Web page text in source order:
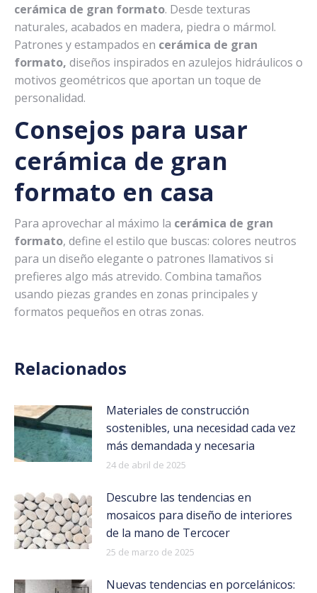
cerámica de gran formato. Desde texturas
naturales, acabados en madera, piedra o mármol.
Patrones y estampados en cerámica de gran
formato, diseños inspirados en azulejos hidráulicos o
motivos geométricos que aportan un toque de
personalidad.
Consejos para usar
cerámica de gran
formato en casa
Para aprovechar al máximo la cerámica de gran
formato, define el estilo que buscas: colores neutros
para un diseño elegante o patrones llamativos si
prefieres algo más atrevido. Combina tamaños
usando piezas grandes en zonas principales y
formatos pequeños en otras zonas.
Relacionados
Materiales de construcción
sostenibles, una necesidad cada vez
más demandada y necesaria
24 de abril de 2025
Descubre las tendencias en
mosaicos para diseño de interiores
de la mano de Tercocer
25 de marzo de 2025
Nuevas tendencias en porcelánicos: